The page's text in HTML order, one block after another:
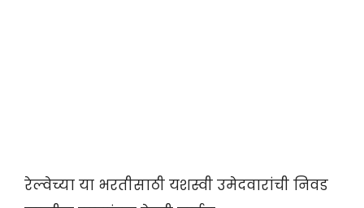
रेल्वेच्या या भरतीसाठी यशस्वी उमेदवारांची निवड